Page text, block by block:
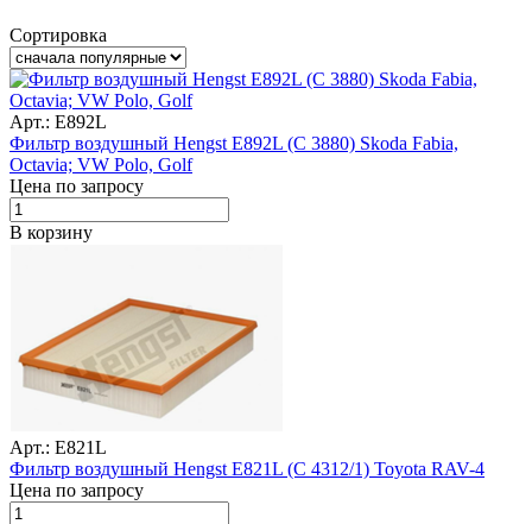
Сортировка
Арт.: E892L
Фильтр воздушный Hengst E892L (C 3880) Skoda Fabia,
Octavia; VW Polo, Golf
Цена по запросу
В корзину
Арт.: E821L
Фильтр воздушный Hengst E821L (C 4312/1) Toyota RAV-4
Цена по запросу